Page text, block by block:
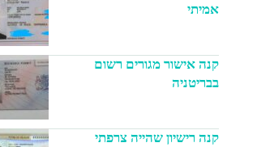
אמיתי
קנה אישור מגורים רשום
בבריטניה
קנה רישיון שהייה צרפתי